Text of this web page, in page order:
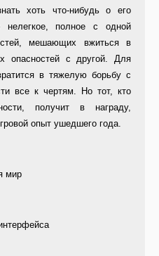
хоть что-нибудь о его
нелегкое, полное с одной
мешающих вжиться в
опасностей с другой. Для
в тяжелую борьбу с
все к чертям. Но тот, кто
получит в награду,
опыт ушедшего года.
мир